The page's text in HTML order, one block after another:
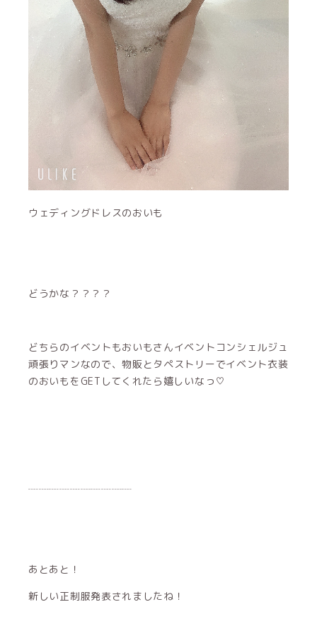
ウェディングドレスのおいも
どうかな？？？？
どちらのイベントもおいもさんイベントコンシェルジュ
頑張りマンなので、物販とタペストリーでイベント衣装
のおいもをGETしてくれたら嬉しいなっ♡
┈┈┈┈┈┈┈┈┈┈
あとあと！
新しい正制服発表されましたね！